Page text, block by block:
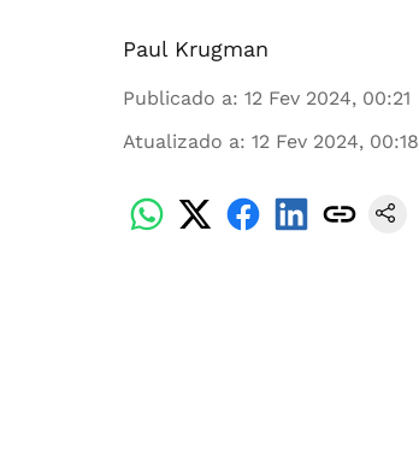
Paul Krugman
Publicado a: 12 Fev 2024, 00:21
Atualizado a: 12 Fev 2024, 00:18